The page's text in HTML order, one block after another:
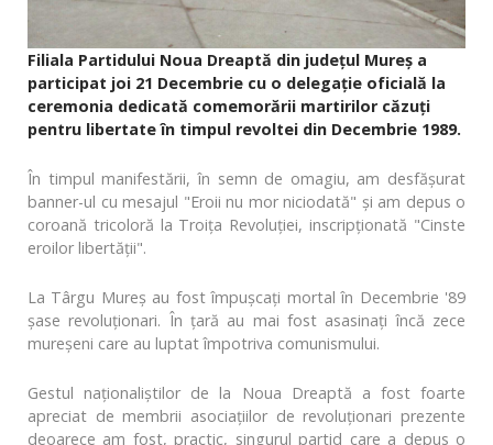
Filiala Partidului Noua Dreaptă din județul Mureş a
participat joi 21 Decembrie cu o delegație oficială la
ceremonia dedicată comemorării martirilor căzuţi
pentru libertate în timpul revoltei din Decembrie 1989.
În timpul manifestării, în semn de omagiu, am desfăşurat
banner-ul cu mesajul "Eroii nu mor niciodată" și am depus o
coroană tricoloră la Troiţa Revoluţiei, inscripţionată "Cinste
eroilor libertăţii".
La Târgu Mureş au fost împușcaţi mortal în Decembrie '89
şase revoluţionari. În ţară au mai fost asasinați încă zece
mureșeni care au luptat împotriva comunismului.
Gestul naţionaliștilor de la Noua Dreaptă a fost foarte
apreciat de membrii asociaţiilor de revoluţionari prezente
deoarece am fost, practic, singurul partid care a depus o